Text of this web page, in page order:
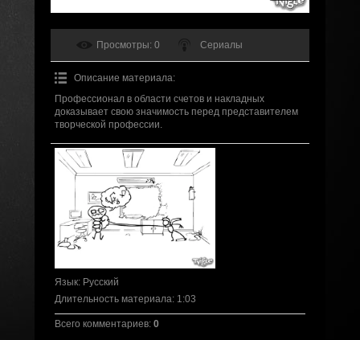
Просмотры: 0 Сериалы
Описание материала:
Профессионал в области счетов и накладных
доказывает свою значимость перед представителем
творческой профессии.
Язык: Русский
Длительность материала: 1:03
Всего комментариев: 0